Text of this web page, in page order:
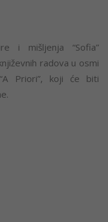
i mišljenja “Sofia”
radova u osmi
Priori”, koji će biti